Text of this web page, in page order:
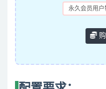
永久会员用户